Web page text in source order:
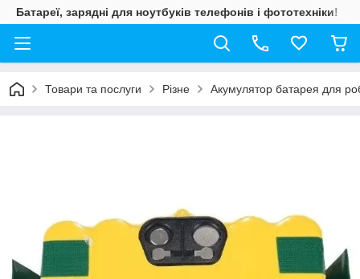
Батареї, зарядні для ноутбуків телефонів і фототехніки!
Товари та послуги Різне Акумулятор батарея для